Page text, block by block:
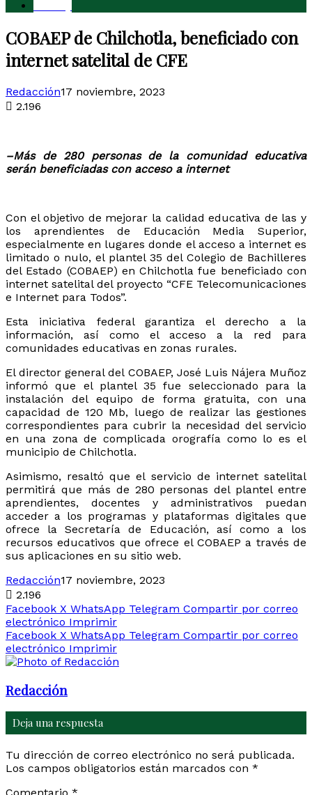
COBAEP de Chilchotla, beneficiado con
internet satelital de CFE
Redacción17 noviembre, 2023
2.196
–Más de 280 personas de la comunidad educativa
serán beneficiadas con acceso a internet
Con el objetivo de mejorar la calidad educativa de las y
los aprendientes de Educación Media Superior,
especialmente en lugares donde el acceso a internet es
limitado o nulo, el plantel 35 del Colegio de Bachilleres
del Estado (COBAEP) en Chilchotla fue beneficiado con
internet satelital del proyecto “CFE Telecomunicaciones
e Internet para Todos”.
Esta iniciativa federal garantiza el derecho a la
información, así como el acceso a la red para
comunidades educativas en zonas rurales.
El director general del COBAEP, José Luis Nájera Muñoz
informó que el plantel 35 fue seleccionado para la
instalación del equipo de forma gratuita, con una
capacidad de 120 Mb, luego de realizar las gestiones
correspondientes para cubrir la necesidad del servicio
en una zona de complicada orografía como lo es el
municipio de Chilchotla.
Asimismo, resaltó que el servicio de internet satelital
permitirá que más de 280 personas del plantel entre
aprendientes, docentes y administrativos puedan
acceder a los programas y plataformas digitales que
ofrece la Secretaría de Educación, así como a los
recursos educativos que ofrece el COBAEP a través de
sus aplicaciones en su sitio web.
Redacción17 noviembre, 2023
2.196
Facebook X WhatsApp Telegram Compartir por correo
electrónico Imprimir
Facebook X WhatsApp Telegram Compartir por correo
electrónico Imprimir
Redacción
Deja una respuesta
Tu dirección de correo electrónico no será publicada.
Los campos obligatorios están marcados con *